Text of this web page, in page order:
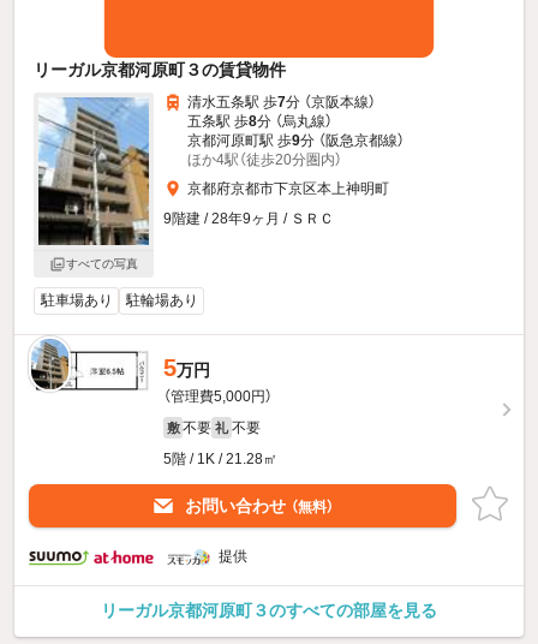
リーガル京都河原町３の賃貸物件
すべての写真
清水五条駅 歩7分 （京阪本線）
五条駅 歩8分 （烏丸線）
京都河原町駅 歩9分 （阪急京都線）
ほか4駅（徒歩20分圏内）
京都府京都市下京区本上神明町
9階建 / 28年9ヶ月 / ＳＲＣ
駐車場あり 駐輪場あり
5万円
（管理費5,000円）
敷 不要 礼 不要
5階 / 1K / 21.28㎡
お問い合わせ （無料）
提供
リーガル京都河原町３のすべての部屋を見る